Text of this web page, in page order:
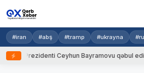
#iran #abş #tramp #ukrayna
Prezidenti Ceyhun Bayramovu qəbul edib